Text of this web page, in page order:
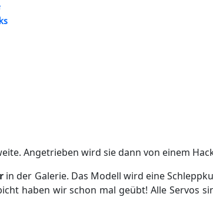
Angetrieben wird sie dann von einem
in der Galerie. Das Modell wird eine
haben wir schon mal geübt! Alle Servos